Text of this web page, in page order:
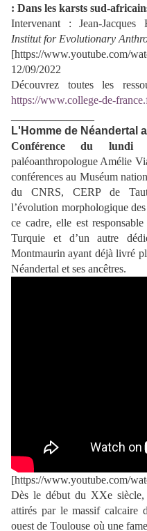
: Dans les karsts sud-
Intervenant : Jean-Jacques
Institut for Evolutionary
[https://
12/09/2022
Découvrez toutes les
https://www.college-de-
L'Homme de Néandertal
Conférence du
lundi
paléoanthropologue Amélie
conférences au Muséum
du CNRS, CERP de
l’évolution morphologique
ce cadre, elle est
Turquie et d’un autre
Montmaurin ayant déjà livré
Néandertal et ses ancêtres.
[https://www.youtube.com/
Dès le début du XXe siècle,
attirés par le massif calcaire
ouest de Toulouse où une